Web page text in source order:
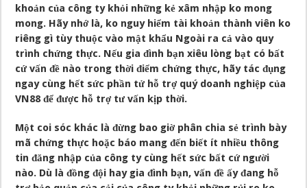
khoản của công ty khỏi những kẻ xâm nhập ko mong
mong. Hãy nhớ là, ko nguy hiểm tài khoản thành viên ko
riêng gì tùy thuộc vào mật khẩu Ngoài ra cả vào quy
trình chứng thực. Nếu gia đình bạn xiêu lòng bạt có bất
cứ vấn đề nào trong thời điểm chứng thực, hãy tác đụng
ngay cùng hết sức phần tử hỗ trợ quý doanh nghiệp của
VN88 để được hỗ trợ tư vấn kịp thời.
Một coi sóc khác là đừng bao giờ phân chia sẻ trình bày
mã chứng thực hoặc báo mang đến biết ít nhiều thông
tin đăng nhập của công ty cùng hết sức bất cứ người
nào. Dù là đồng đội hay gia đình bạn, vấn đề ấy đang hỗ